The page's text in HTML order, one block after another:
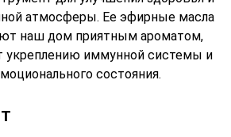
атмосферы. Ее эфирные масла
наш дом приятным ароматом,
укреплению иммунной системы и
состояния.